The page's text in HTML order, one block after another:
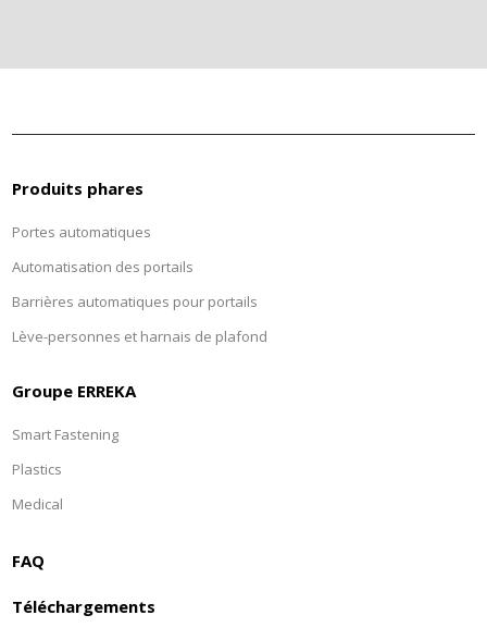
Produits phares
Portes automatiques
Automatisation des portails
Barrières automatiques pour portails
Lève-personnes et harnais de plafond
Groupe ERREKA
Smart Fastening
Plastics
Medical
FAQ
Téléchargements